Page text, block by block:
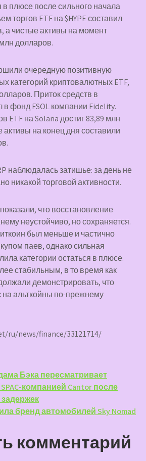
в плюсе после сильного начала
торгов ETF на $HYPE составил
а чистые активы на момент
долларов.
очередную позитивную
категорий криптовалютных ETF,
Приток средств в
в фонд FSOL компании Fidelity.
ETF на Solana достиг 83,89 млн
на конец дня составили
наблюдалась затишье: за день не
никакой торговой активности.
что восстановление
неустойчиво, но сохраняется.
был меньше и частично
паев, однако сильная
категории остаться в плюсе.
стабильным, в то время как
демонстрировать, что
альткойны по-прежнему
ru/news/finance/33121714/
Бэка пересматривает
компанией Cantor после
бренд автомобилей Sky Nomad
комментарий